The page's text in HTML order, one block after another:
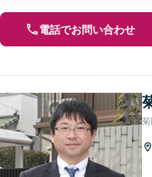
電話でお問い合わせ